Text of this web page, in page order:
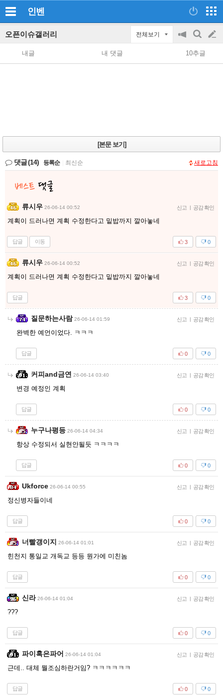
인벤
오픈이슈갤러리 전체보기
공
지
on/off
검
색
글
쓰
내글 내 댓글 10추글
[본문 보기]
댓글(14) 등록순 최신순 새로고침
류시우 26-06-14 00:52 신고 | 공감 확인
계획이 드러나면 계획 수정한다고 밑밥까지 깔아놓네
답글 이동 0
3
류시우 26-06-14 00:52 신고 | 공감 확인
계획이 드러나면 계획 수정한다고 밑밥까지 깔아놓네
답글 0
3
질문하는사람 26-06-14 01:59 신고 | 공감 확인
완벽한 예언이었다. ㅋㅋㅋ
답글 0
0
커피and금연 26-06-14 03:40 신고 | 공감 확인
변경 예정인 계획
답글 0
0
누구나평등 26-06-14 04:34 신고 | 공감 확인
항상 수정되서 실현안될듯 ㅋㅋㅋㅋ
답글 0
0
Ukforce 26-06-14 00:55 신고 | 공감 확인
정신병자들이네
답글 0
0
너빨갱이지 26-06-14 01:01 신고 | 공감 확인
힌천지 통일교 개독교 등등 뭔가에 미친놈
답글 0
0
신라 26-06-14 01:04 신고 | 공감 확인
???
답글 0
0
파이혹은파어 26-06-14 01:04 신고 | 공감 확인
근데.. 대체 뭘조심하란거임? ㅋㅋㅋㅋㅋㅋ
답글 0
0